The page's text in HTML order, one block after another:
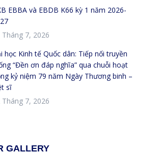
EBBA và EBDB K66 kỳ 1 năm 2026-
Tháng 7, 2026
học Kinh tế Quốc dân: Tiếp nối truyền
“Đền ơn đáp nghĩa” qua chuỗi hoạt
kỷ niệm 79 năm Ngày Thương binh –
sĩ
Tháng 7, 2026
GALLERY